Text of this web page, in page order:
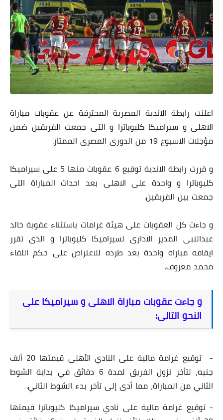
اعلنت رابطة الاندية المصرية المحترفة عن عقوبات مباراة
الاهلى و سيراميكا كليوباترا و التى جمعت الفريقين ضمن
مؤجلات الاسبوع 19 من الدورى المصرى الممتاز.
و قررت رابطة الاندية توقيع 6 عقوبات منها 5 على سيراميكا
كليوباترا و واحدة على الاهلى بعد احداث المباراة التى
جمعت بين الفريقين.
و جاءت كل العقوبات على هيئة غرامات باستثناء عقوبة خالد
عبدالنبى المدير الادارى لسيراميكا كليوباترا و الذى تقرر
ايقافه مباراة واحدة بعد طرده للاعتراض على حكم اللقاء
محمد معروف.
و جاءت عقوبات مباراة الاهلى و سيراميكا على
النحو التالى:
- توقيع غرامة مالية على النادي الأهلي قيمتها 20 ألف
جنيه، لتأخر نزول الفريق لمدة 6 دقائق في بداية الشوط
الثاني من المباراة، مما أدى إلى تأخر بدء الشوط الثاني.
- توقيع غرامة مالية على نادي سيراميكا كليوباترا قيمتها